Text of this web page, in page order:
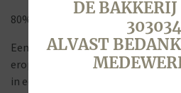
80% Volkoren
Een donker meergranen brood
erop
in een dichte pan gebakken.
DE
ALVAST